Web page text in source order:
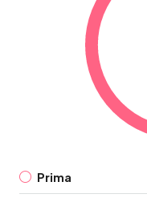
Prima